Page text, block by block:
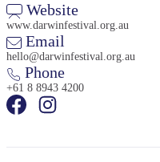
Website
www.darwinfestival.org.au
Email
hello@darwinfestival.org.au
Phone
+61 8 8943 4200